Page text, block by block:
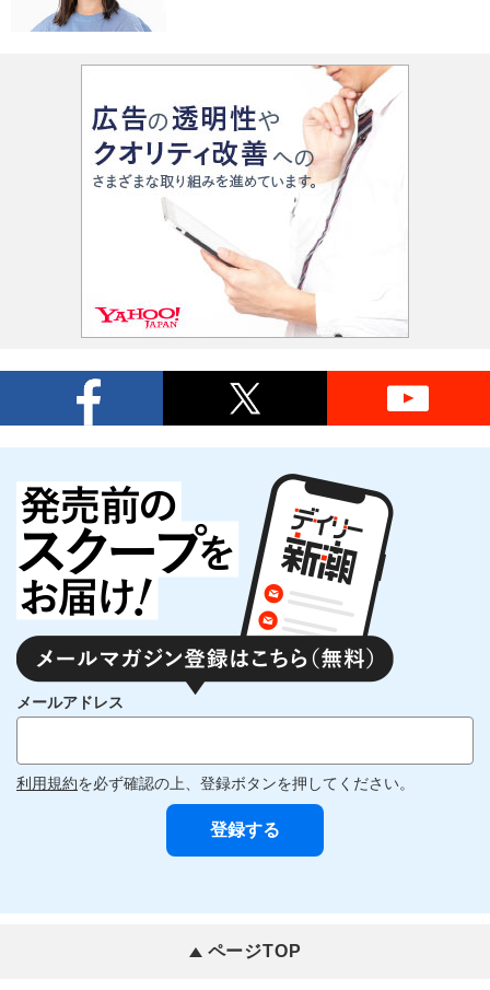
メールアドレス
利用規約を必ず確認の上、登録ボタンを押してください。
ページTOP